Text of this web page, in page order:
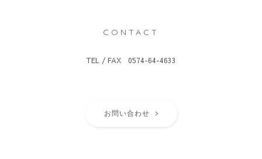
CONTACT
TEL / FAX 0574-64-4633
お問い合わせ